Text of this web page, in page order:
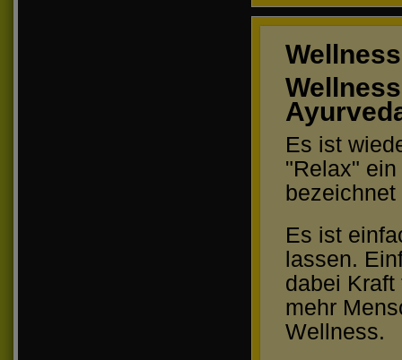
Es ist
"Relax"
Es ist
lassen.
dabei
mehr
Wellness.